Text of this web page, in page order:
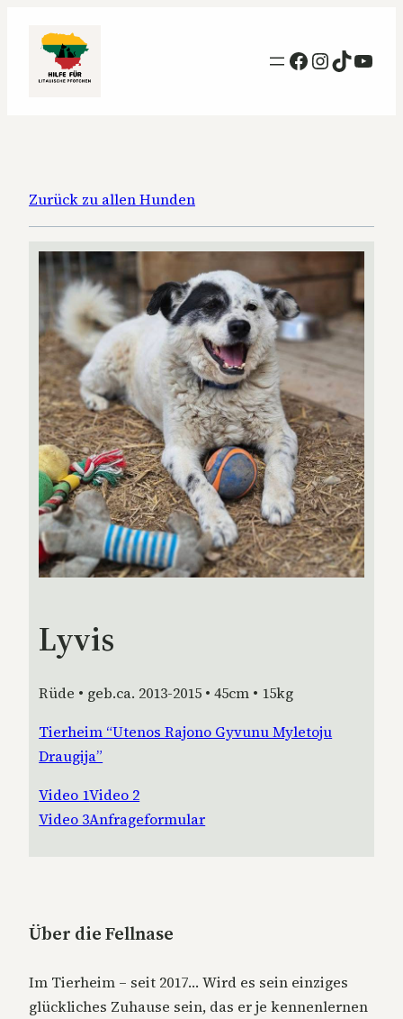
Facebook
TikTok
Zurück zu allen Hunden
Lyvis
Rüde • geb.ca. 2013-2015 • 45cm • 15kg
Tierheim “Utenos Rajono Gyvunu Myletoju
Draugija”
Video 1Video 2
Video 3Anfrageformular
Über die Fellnase
Im Tierheim – seit 2017… Wird es sein einziges
glückliches Zuhause sein, das er je kennenlernen